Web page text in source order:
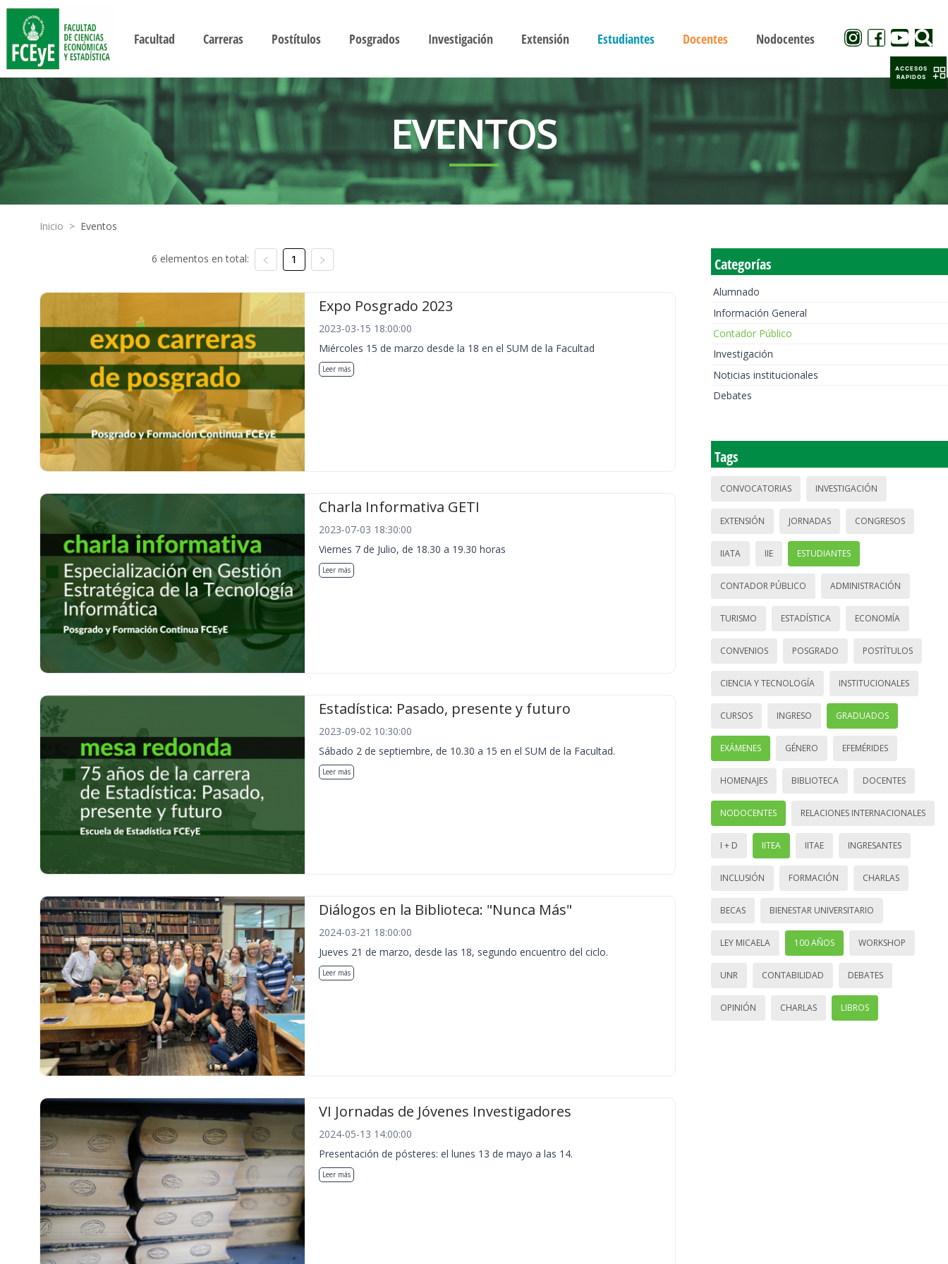
Facultad Carreras Postítulos Posgrados Investigación Extensión Estudiantes Docentes Nodocentes
EVENTOS
Inicio > Eventos
6 elementos en total: 1
Expo Posgrado 2023
2023-03-15 18:00:00
Miércoles 15 de marzo desde la 18 en el SUM de la Facultad
Leer más
Charla Informativa GETI
2023-07-03 18:30:00
Viernes 7 de Julio, de 18.30 a 19.30 horas
Leer más
Estadística: Pasado, presente y futuro
2023-09-02 10:30:00
Sábado 2 de septiembre, de 10.30 a 15 en el SUM de la Facultad.
Leer más
Diálogos en la Biblioteca: "Nunca Más"
2024-03-21 18:00:00
Jueves 21 de marzo, desde las 18, segundo encuentro del ciclo.
Leer más
VI Jornadas de Jóvenes Investigadores
2024-05-13 14:00:00
Presentación de pósteres: el lunes 13 de mayo a las 14.
Leer más
Categorías
Alumnado
Información General
Contador Público
Investigación
Noticias institucionales
Debates
Tags
CONVOCATORIAS INVESTIGACIÓN
EXTENSIÓN JORNADAS CONGRESOS
IIATA IIE ESTUDIANTES
CONTADOR PÚBLICO ADMINISTRACIÓN
TURISMO ESTADÍSTICA ECONOMÍA
CONVENIOS POSGRADO POSTÍTULOS
CIENCIA Y TECNOLOGÍA INSTITUCIONALES
CURSOS INGRESO GRADUADOS
EXÁMENES GÉNERO EFEMÉRIDES
HOMENAJES BIBLIOTECA DOCENTES
NODOCENTES RELACIONES INTERNACIONALES
I + D IITEA IITAE INGRESANTES
INCLUSIÓN FORMACIÓN CHARLAS
BECAS BIENESTAR UNIVERSITARIO
LEY MICAELA 100 AÑOS WORKSHOP
UNR CONTABILIDAD DEBATES
OPINIÓN CHARLAS LIBROS
ACCESOS
RAPIDOS